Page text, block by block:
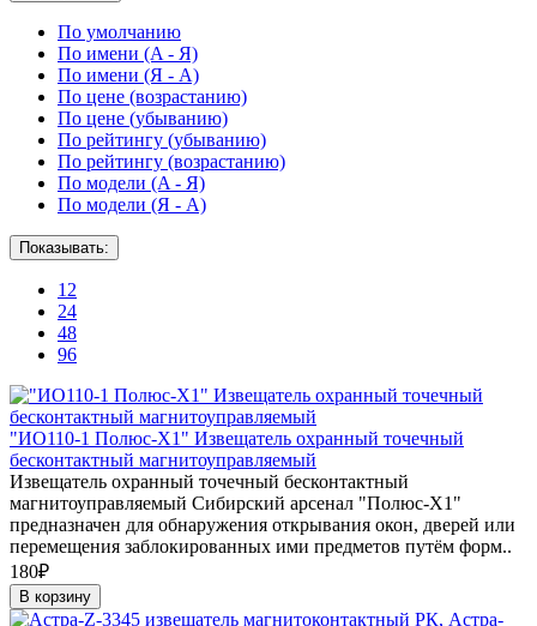
По умолчанию
По имени (A - Я)
По имени (Я - A)
По цене (возрастанию)
По цене (убыванию)
По рейтингу (убыванию)
По рейтингу (возрастанию)
По модели (A - Я)
По модели (Я - A)
Показывать:
12
24
48
96
"ИО110-1 Полюс-Х1" Извещатель охранный точечный
бесконтактный магнитоуправляемый
Извещатель охранный точечный бесконтактный
магнитоуправляемый Сибирский арсенал "Полюс-X1"
предназначен для обнаружения открывания окон, дверей или
перемещения заблокированных ими предметов путём форм..
180₽
В корзину